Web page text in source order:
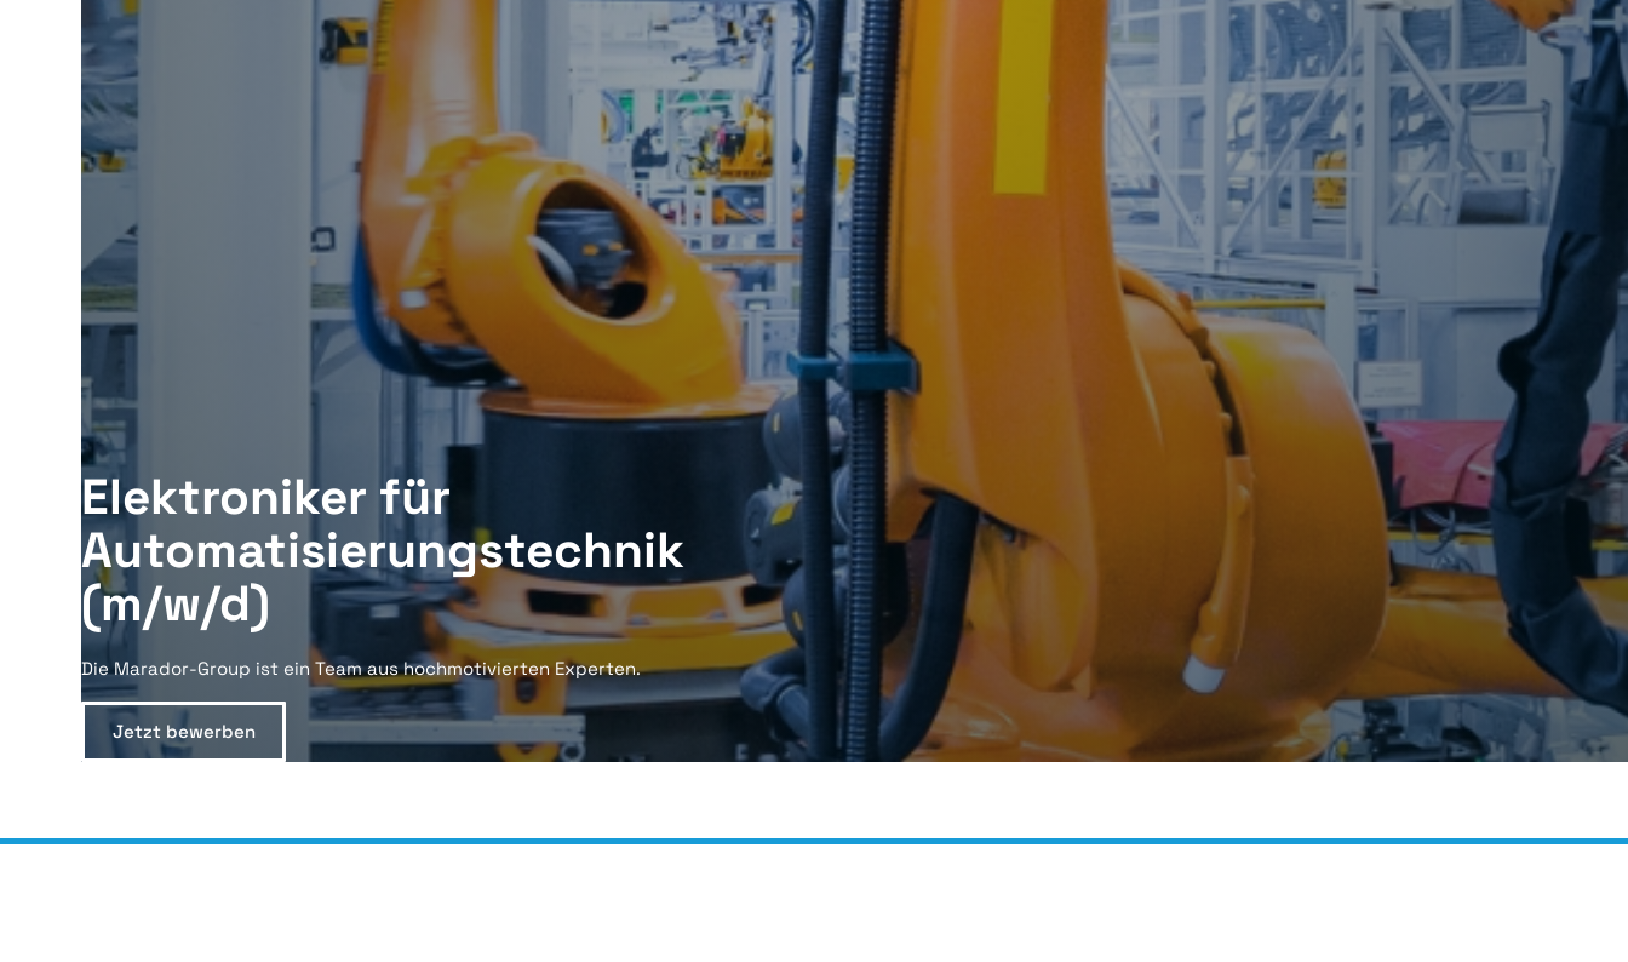
Elektroniker für
Automatisierungstechnik
(m/w/d)
Die Marador-Group ist ein Team aus hochmotivierten Experten.
Jetzt bewerben